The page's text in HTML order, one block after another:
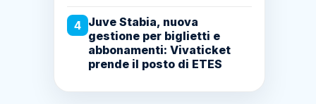
4 Juve Stabia, nuova
gestione per biglietti e
abbonamenti: Vivaticket
prende il posto di ETES